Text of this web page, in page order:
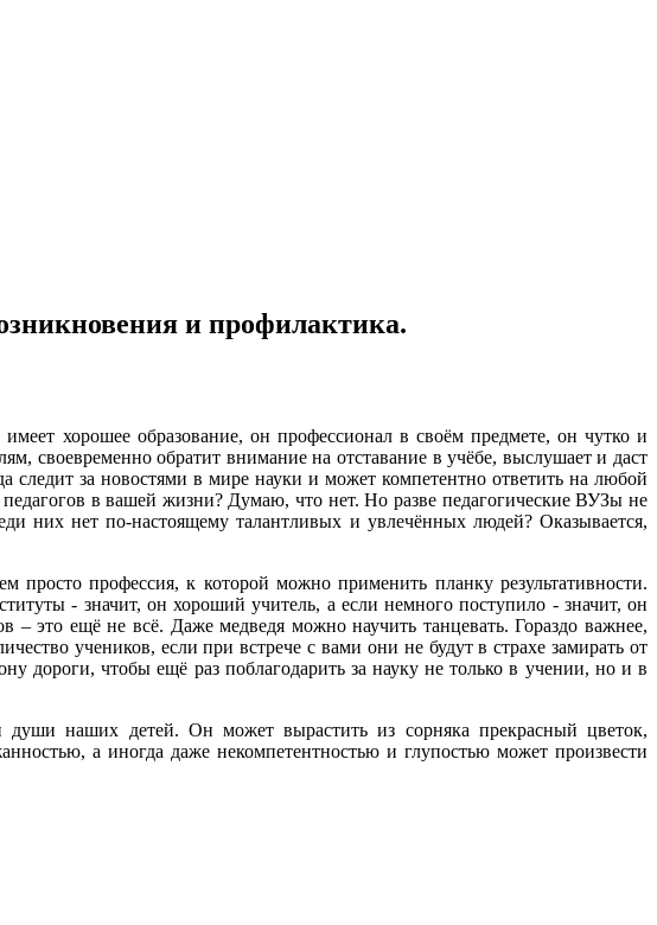
и профилактика.
хорошее образование, он профессионал в своём предмете, он чутко и
своевременно обратит внимание на отставание в учёбе, выслушает и даст
следит за новостями в мире науки и может компетентно ответить на любой
в вашей жизни? Думаю, что нет. Но разве педагогические ВУЗы не
них нет по-настоящему талантливых и увлечённых людей? Оказывается,
просто профессия, к которой можно применить планку результативности.
- значит, он хороший учитель, а если немного поступило - значит, он
это ещё не всё. Даже медведя можно научить танцевать. Гораздо важнее,
учеников, если при встрече с вами они не будут в страхе замирать от
дороги, чтобы ещё раз поблагодарить за науку не только в учении, но и в
наших детей. Он может вырастить из сорняка прекрасный цветок,
а иногда даже некомпетентностью и глупостью может произвести